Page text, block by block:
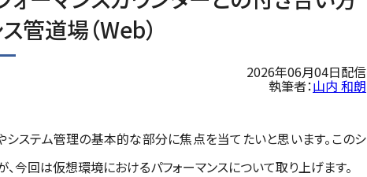
ス管道場（Web）
2026年06月04日配信
執筆者：山内 和朗
システム管理の基本的な部分に焦点を当てたいと思います。このシ
今回は仮想環境におけるパフォーマンスについて取り上げます。